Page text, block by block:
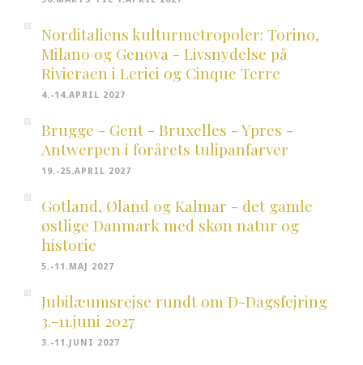
Norditaliens kulturmetropoler: Torino,
Milano og Genova - Livsnydelse på
Rivieraen i Lerici og Cinque Terre
4.-14.APRIL 2027
Brugge - Gent - Bruxelles - Ypres -
Antwerpen i forårets tulipanfarver
19.-25.APRIL 2027
Gotland, Øland og Kalmar - det gamle
østlige Danmark med skøn natur og
historie
5.-11.MAJ 2027
Jubilæumsrejse rundt om D-Dagsfejring
3.-11.juni 2027
3.-11.JUNI 2027